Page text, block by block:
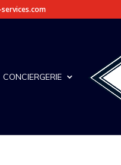
CONCIERGERIE